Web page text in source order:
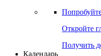
Откройте
Получить
Календарь